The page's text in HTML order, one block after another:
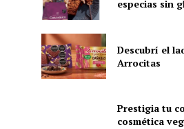
especias sin
Descubrí el
Arrocitas
Prestigia tu
cosmética